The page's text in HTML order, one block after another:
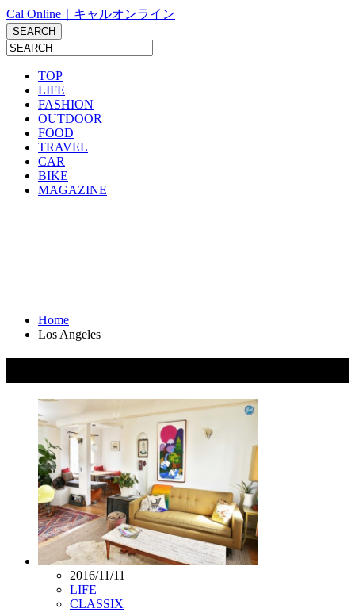
Cal Online｜キャルオンライン
TOP
LIFE
FASHION
OUTDOOR
FOOD
TRAVEL
CAR
BIKE
MAGAZINE
Home
Los Angeles
2016/11/11
LIFE
CLASSIX